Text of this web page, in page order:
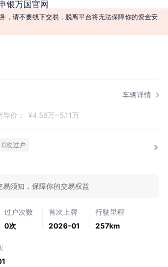
银万国官网
，请不要线下交易，脱离平台将无法保障你的资金安
车辆详情
导价： ¥4.58万~5.11万
0次过户
易须知，保障你的交易权益
过户次数
0次
首次上牌
2026-01
行驶里程
257km